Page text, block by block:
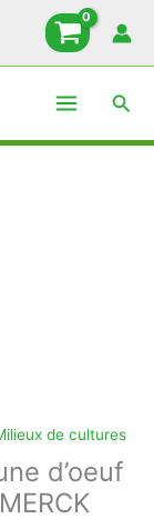
de cultures
d’oeuf